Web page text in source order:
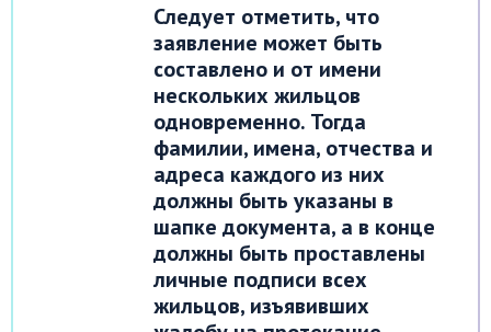
Следует отметить, что
заявление может быть
составлено и от имени
нескольких жильцов
одновременно. Тогда
фамилии, имена, отчества и
адреса каждого из них
должны быть указаны в
шапке документа, а в конце
должны быть проставлены
личные подписи всех
жильцов, изъявивших